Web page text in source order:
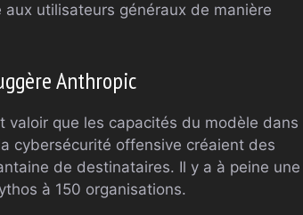
utilisateurs généraux de manière
Anthropic
valoir que les capacités du modèle dans
cybersécurité offensive créaient des
de destinataires. Il y a à peine une
à 150 organisations.